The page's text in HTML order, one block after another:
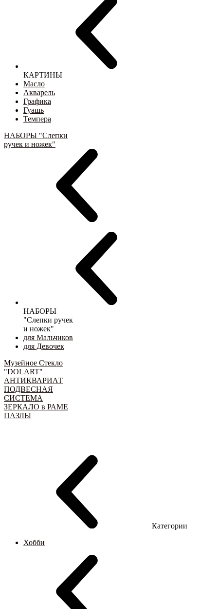
КАРТИНЫ
Масло
Акварель
Графика
Гуашь
Темпера
НАБОРЫ "Слепки
ручек и ножек"
НАБОРЫ
"Слепки ручек
и ножек"
для Мальчиков
для Девочек
Музейное Стекло
"DOLART"
АНТИКВАРИАТ
ПОДВЕСНАЯ
СИСТЕМА
ЗЕРКАЛО в РАМЕ
ПАЗЛЫ
Категории
Хобби